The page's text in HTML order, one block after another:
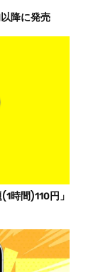
降に発売
時間)110円」